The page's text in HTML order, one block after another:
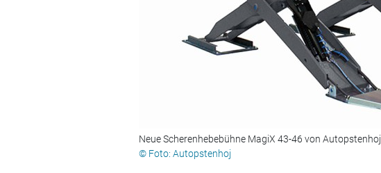
Neue Scherenhebebühne MagiX 43-46 von Autopstenhoj
© Foto: Autopstenhoj